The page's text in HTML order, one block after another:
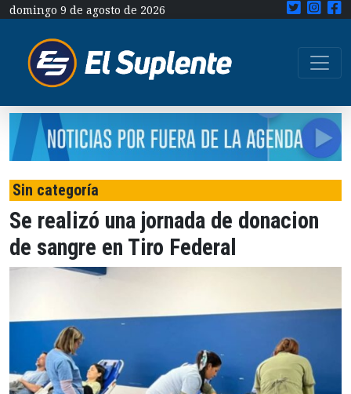
domingo 9 de agosto de 2026
Sin categoría
Se realizó una jornada de donacion
de sangre en Tiro Federal